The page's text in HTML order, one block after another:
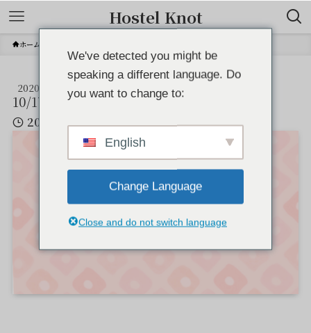
Hostel Knot
ホーム
IMG_0200
2020
10/17
2020年10月17日
We've detected you might be
speaking a different language. Do
you want to change to:
English
Change Language
Close and do not switch language